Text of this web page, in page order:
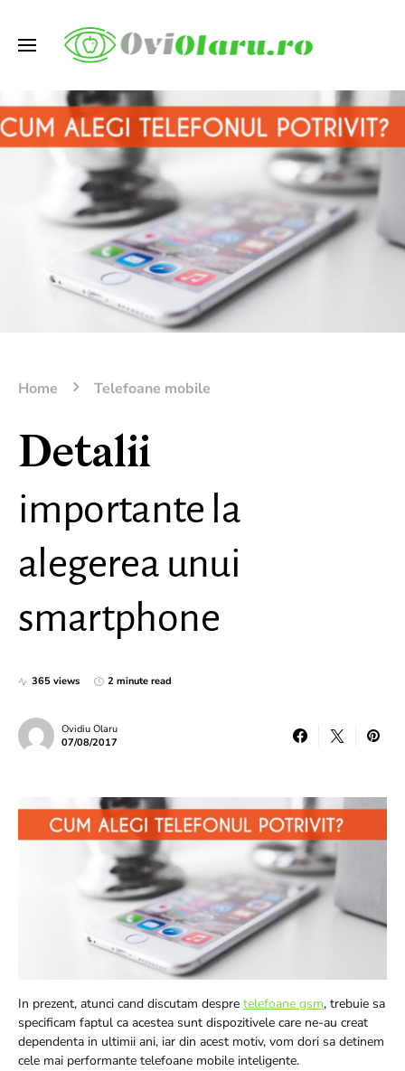
Home Telefoane mobile
Detalii
importante la
alegerea unui
smartphone
365 views 2 minute read
Ovidiu Olaru
07/08/2017
In prezent, atunci cand discutam despre telefoane gsm, trebuie sa
specificam faptul ca acestea sunt dispozitivele care ne-au creat
dependenta in ultimii ani, iar din acest motiv, vom dori sa detinem
cele mai performante telefoane mobile inteligente.